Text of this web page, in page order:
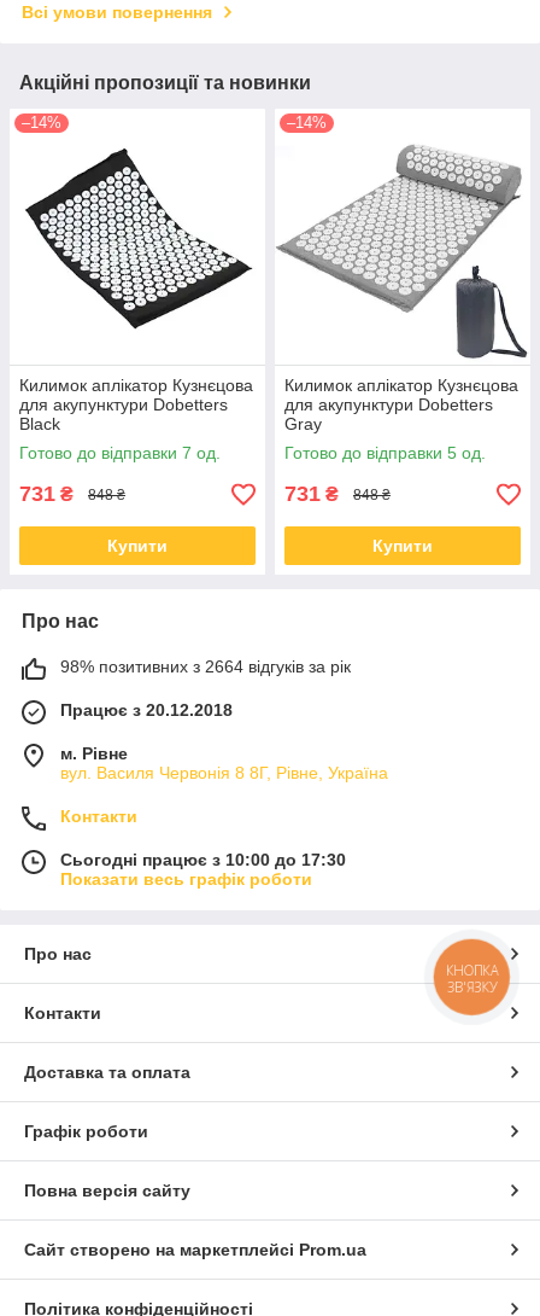
Всі умови повернення
Акційні пропозиції та новинки
–14%
Килимок аплікатор Кузнєцова
для акупунктури Dobetters
Black
Готово до відправки 7 од.
731 ₴ 848 ₴
Купити
–14%
Килимок аплікатор Кузнєцова
для акупунктури Dobetters
Gray
Готово до відправки 5 од.
731 ₴ 848 ₴
Купити
Про нас
98% позитивних з 2664 відгуків за рік
Працює з 20.12.2018
м. Рівне
вул. Василя Червонія 8 8Г, Рівне, Україна
Контакти
Сьогодні працює з 10:00 до 17:30
Показати весь графік роботи
Про нас
Контакти
Доставка та оплата
Графік роботи
Повна версія сайту
Сайт створено на маркетплейсі Prom.ua
Політика конфіденційності
КНОПКА
ЗВ'ЯЗКУ